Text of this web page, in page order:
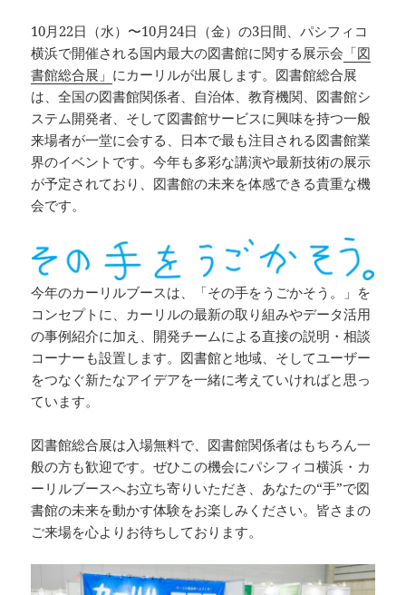
10月22日（水）〜10月24日（金）の3日間、パシフィコ
横浜で開催される国内最大の図書館に関する展示会 「図
書館総合展」 にカーリルが出展します。図書館総合展
は、全国の図書館関係者、自治体、教育機関、図書館シ
ステム開発者、そして図書館サービスに興味を持つ一般
来場者が一堂に会する、日本で最も注目される図書館業
界のイベントです。今年も多彩な講演や最新技術の展示
が予定されており、図書館の未来を体感できる貴重な機
会です。
今年のカーリルブースは、「その手をうごかそう。」を
コンセプトに、カーリルの最新の取り組みやデータ活用
の事例紹介に加え、開発チームによる直接の説明・相談
コーナーも設置します。図書館と地域、そしてユーザー
をつなぐ新たなアイデアを一緒に考えていければと思っ
ています。
図書館総合展は入場無料で、図書館関係者はもちろん一
般の方も歓迎です。ぜひこの機会にパシフィコ横浜・カ
ーリルブースへお立ち寄りいただき、あなたの“手”で図
書館の未来を動かす体験をお楽しみください。皆さまの
ご来場を心よりお待ちしております。